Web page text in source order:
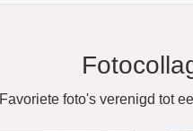
Favoriete foto's verenigd tot